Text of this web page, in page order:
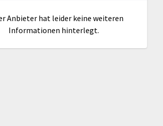
Anbieter hat leider keine weiteren
Informationen hinterlegt.